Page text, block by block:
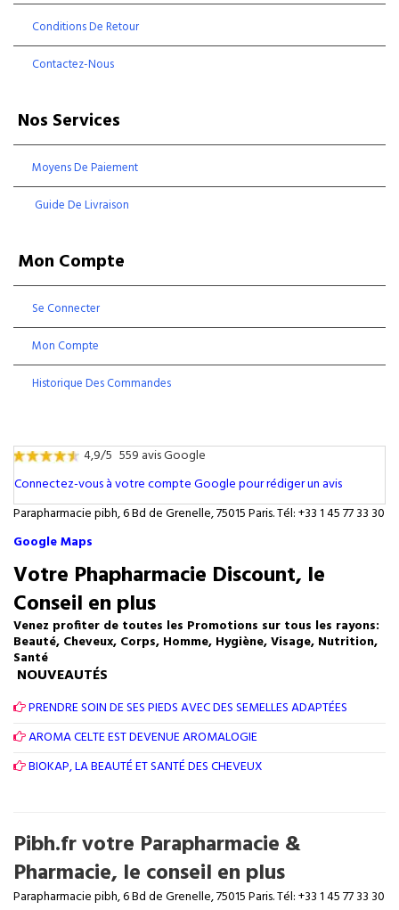
Conditions De Retour
Contactez-Nous
Nos Services
Moyens De Paiement
Guide De Livraison
Mon Compte
Se Connecter
Mon Compte
Historique Des Commandes
4,9/5 559 avis Google
Connectez-vous à votre compte Google pour rédiger un avis
Parapharmacie pibh, 6 Bd de Grenelle, 75015 Paris. Tél: +33 1 45 77 33 30
Google Maps
Votre Phapharmacie Discount, le
Conseil en plus
Venez profiter de toutes les Promotions sur tous les rayons:
Beauté, Cheveux, Corps, Homme, Hygiène, Visage, Nutrition,
Santé
NOUVEAUTÉS
PRENDRE SOIN DE SES PIEDS AVEC DES SEMELLES ADAPTÉES
AROMA CELTE EST DEVENUE AROMALOGIE
BIOKAP, LA BEAUTÉ ET SANTÉ DES CHEVEUX
Pibh.fr votre Parapharmacie &
Pharmacie, le conseil en plus
Parapharmacie pibh, 6 Bd de Grenelle, 75015 Paris. Tél: +33 1 45 77 33 30